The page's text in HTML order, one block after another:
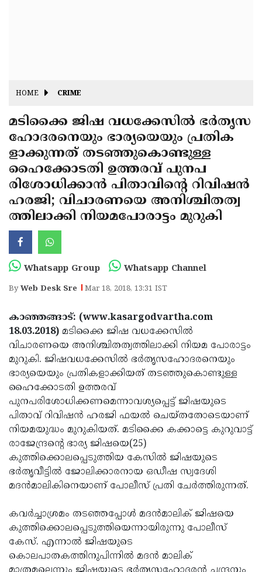
J&K
State
Assembly
Elections
Haryana
State
Assembly
Elections
Diwali
Christmas
New-
Year
Republic
Day
Delhi
Election
Maha
Shivarathri
International
Day
Drug
Campaign
Attukal
Pongala
2025
Holi
2025
IPL
2025
Eid
Al-
Fitr
2025
Waqf
Bill
Controversy
Vishu
Festival
2025
Good
Friday
2025
Easter
2025
Election
Updates
Bihar
Assembly
Polls
Kerala
Local
Look
HOME CRIME
മടിക്കൈ ജിഷ വധക്കേസില്‍ ഭര്‍തൃസ
ഹോദരനെയും ഭാര്യയെയും പ്രതിക
ളാക്കുന്നത് തടഞ്ഞുകൊണ്ടുള്ള
ഹൈക്കോടതി ഉത്തരവ് പുനപ
രിശോധിക്കാന്‍ പിതാവിന്റെ റിവിഷന്‍
ഹരജി; വിചാരണയെ അനിശ്ചിതത്വ
ത്തിലാക്കി നിയമപോരാട്ടം മുറുകി
Whatsapp Group Whatsapp Channel
ByWeb Desk Sre Mar 18, 2018, 13:31 IST
കാഞ്ഞങ്ങാട്: (www.kasargodvartha.com
18.03.2018) മടിക്കൈ ജിഷ വധക്കേസില്‍
വിചാരണയെ അനിശ്ചിതത്വത്തിലാക്കി നിയമ പോരാട്ടം
മുറുകി. ജിഷവധക്കേസില്‍ ഭര്‍തൃസഹോദരനെയും
ഭാര്യയെയും പ്രതികളാക്കിയത് തടഞ്ഞുകൊണ്ടുള്ള
ഹൈക്കോടതി ഉത്തരവ്
പുനപരിശോധിക്കണമെന്നാവശ്യപ്പെട്ട് ജിഷയുടെ
പിതാവ് റിവിഷന്‍ ഹരജി ഫയല്‍ ചെയ്തതോടെയാണ്
നിയമയുദ്ധം മുറുകിയത്. മടിക്കൈ കക്കാട്ടെ കുറുവാട്ട്
രാജേന്ദ്രന്റെ ഭാര്യ ജിഷയെ(25)
കുത്തിക്കൊലപ്പെടുത്തിയ കേസില്‍ ജിഷയുടെ
ഭര്‍തൃവീട്ടില്‍ ജോലിക്കാരനായ ഒഡീഷ സ്വദേശി
മദന്‍മാലികിനെയാണ് പോലീസ് പ്രതി ചേര്‍ത്തിരുന്നത്.
കവര്‍ച്ചാശ്രമം തടഞ്ഞപ്പോള്‍ മദന്‍മാലിക് ജിഷയെ
കുത്തിക്കൊലപ്പെടുത്തിയെന്നായിരുന്നു പോലീസ്
കേസ്. എന്നാല്‍ ജിഷയുടെ
കൊലപാതകത്തിനുപിന്നില്‍ മദന്‍ മാലിക്